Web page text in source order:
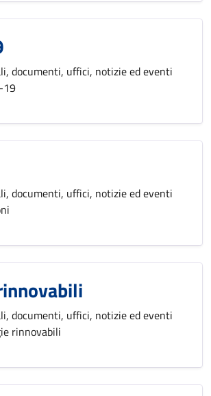
documenti, uffici, notizie ed eventi
19
documenti, uffici, notizie ed eventi
documenti, uffici, notizie ed eventi
rinnovabili